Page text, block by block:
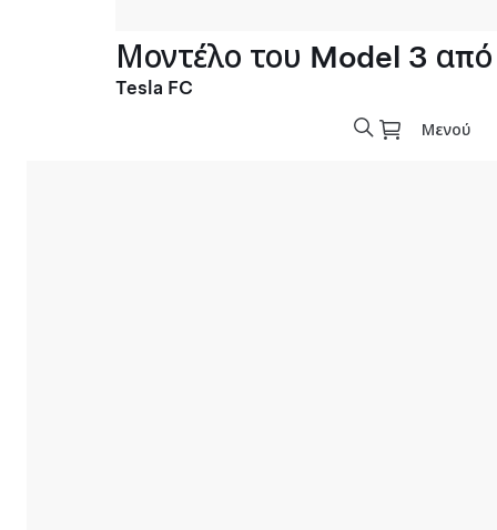
Μοντέλο του Model 3 από
Tesla FC
Μενού